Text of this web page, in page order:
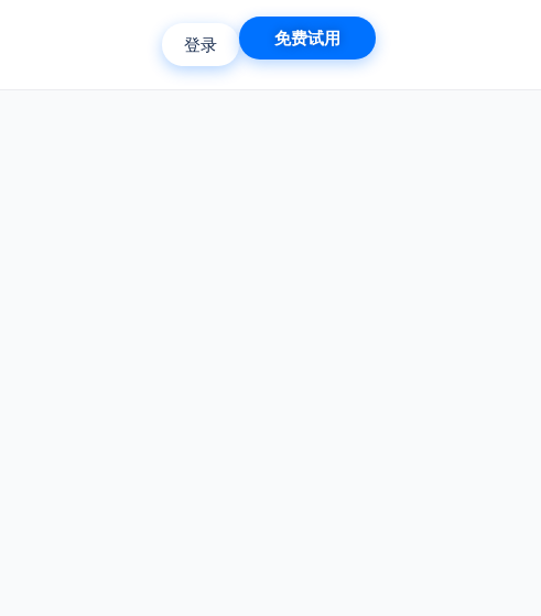
登录 免费试用